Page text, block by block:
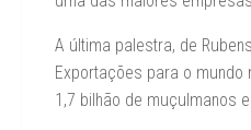
A última palestra, de
Exportações para o mundo
1,7 bilhão de muçulmanos